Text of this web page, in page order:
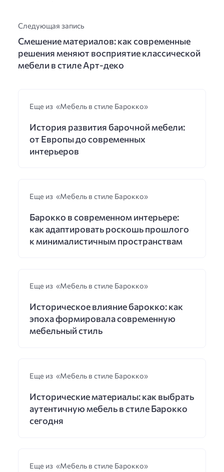
Следующая запись
Смешение материалов: как современные
решения меняют восприятие классической
мебели в стиле Арт-деко
Еще из «Мебель в стиле Барокко»
История развития барочной мебели:
от Европы до современных
интерьеров
Еще из «Мебель в стиле Барокко»
Барокко в современном интерьере:
как адаптировать роскошь прошлого
к минималистичным пространствам
Еще из «Мебель в стиле Барокко»
Историческое влияние барокко: как
эпоха формировала современную
мебельный стиль
Еще из «Мебель в стиле Барокко»
Исторические материалы: как выбрать
аутентичную мебель в стиле Барокко
сегодня
Еще из «Мебель в стиле Барокко»